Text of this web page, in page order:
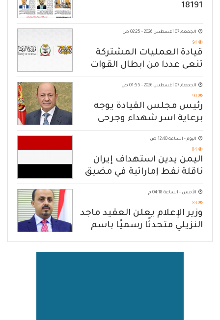
18191
الجمعة, 07 أغسطس 2026 - 02:25 ص
94
قيادة العمليات المشتركة
تنعى عددا من ابطال القوات
المسلحة
الجمعة, 07 أغسطس 2026 - 01:55 ص
90
رئيس مجلس القيادة يوجه
برعاية اسر شهداء وجرحى
الهجوم الإرهابي الحوثي والرد
الحازم على مصدر التهديد
اليوم - الساعة 12:40 ص
84
اليمن يدين استهداف إيران
ناقلة نفط إماراتية في مضيق
هرمز
الأمس - الساعة 04:18 م
83
وزير الإعلام يعلن العقيد ماجد
النزيلي متحدثًا رسميًا باسم